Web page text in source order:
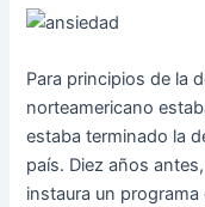
Para principios de la
norteamericano
estaba terminado la
país. Diez años
instaura un